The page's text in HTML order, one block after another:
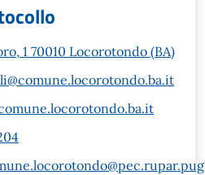
1 70010 Locorotondo (BA)